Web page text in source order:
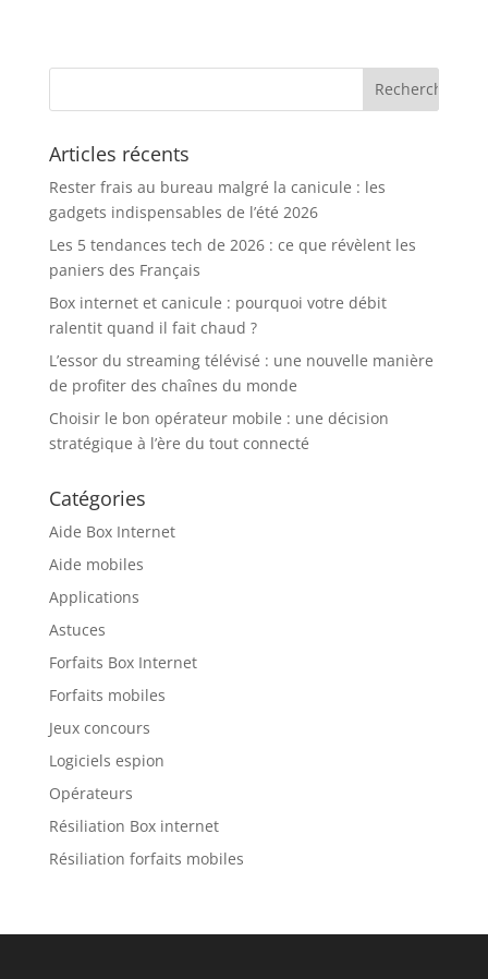
Articles récents
Rester frais au bureau malgré la canicule : les
gadgets indispensables de l’été 2026
Les 5 tendances tech de 2026 : ce que révèlent les
paniers des Français
Box internet et canicule : pourquoi votre débit
ralentit quand il fait chaud ?
L’essor du streaming télévisé : une nouvelle manière
de profiter des chaînes du monde
Choisir le bon opérateur mobile : une décision
stratégique à l’ère du tout connecté
Catégories
Aide Box Internet
Aide mobiles
Applications
Astuces
Forfaits Box Internet
Forfaits mobiles
Jeux concours
Logiciels espion
Opérateurs
Résiliation Box internet
Résiliation forfaits mobiles